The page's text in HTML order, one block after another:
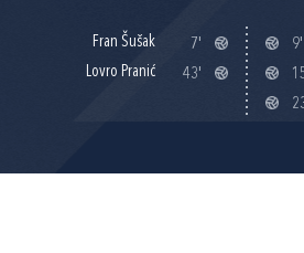
Fran Šušak
7'
Lovro Pranić
43'
9'